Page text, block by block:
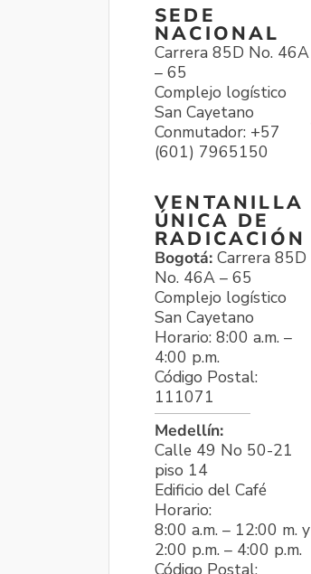
SEDE
NACIONAL
Carrera 85D No. 46A
– 65
Complejo logístico
San Cayetano
Conmutador: +57
(601) 7965150
VENTANILLA
ÚNICA DE
RADICACIÓN
Bogotá: Carrera 85D
No. 46A – 65
Complejo logístico
San Cayetano
Horario: 8:00 a.m. –
4:00 p.m.
Código Postal:
111071
Medellín:
Calle 49 No 50-21
piso 14
Edificio del Café
Horario:
8:00 a.m. – 12:00 m. y
2:00 p.m. – 4:00 p.m.